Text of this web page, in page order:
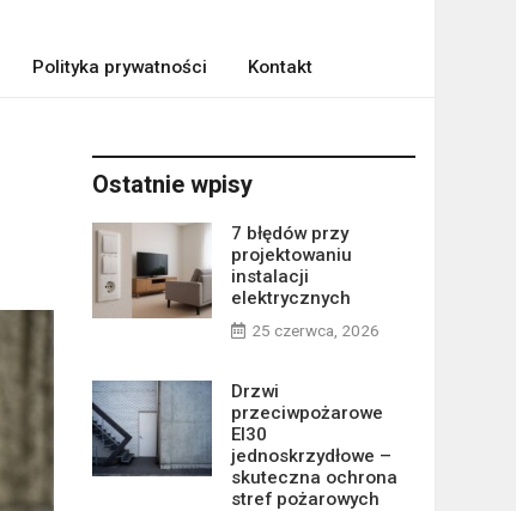
Polityka prywatności Kontakt
Ostatnie wpisy
7 błędów przy
projektowaniu
instalacji
elektrycznych
25 czerwca, 2026
Drzwi
przeciwpożarowe
EI30
jednoskrzydłowe –
skuteczna ochrona
stref pożarowych